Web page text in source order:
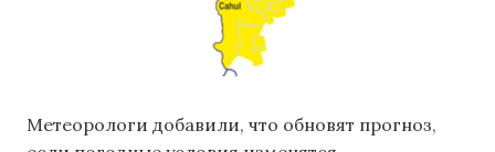
Метеорологи добавили, что обновят прогноз,